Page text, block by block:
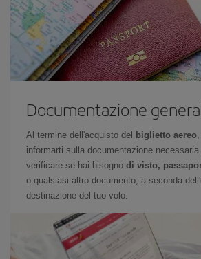
Documentazione
Al termine dell'acquisto del biglietto aereo
informarti sulla documentazione
verificare se hai bisogno di visto,
o qualsiasi altro documento, a seconda
destinazione del tuo volo.